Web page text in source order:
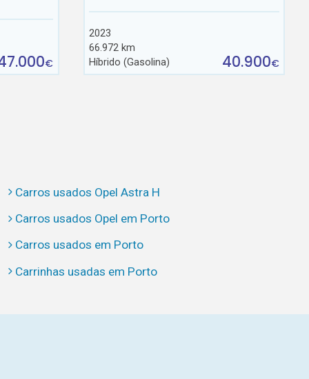
€
2023
66.972 km
Híbrido (Gasolina)
40.900€
Carros usados Opel Astra H
Carros usados Opel em Porto
Carros usados em Porto
Carrinhas usadas em Porto